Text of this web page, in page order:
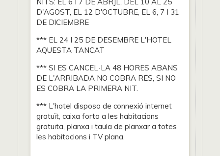
D'AGOST, EL 12 D'OCTUBRE, EL 6, 7 I 31
DE DlCIEMBRE
*** EL 24 I 25 DE DESEMBRE L'HOTEL
AQUESTA TANCAT
*** SI ES CANCEL·LA 48 HORES ABANS
DE L'ARRIBADA NO COBRA RES, SI NO
ES COBRA LA PRIMERA NIT.
*** L'hotel disposa de connexió internet
gratuït, caixa forta a les habitacions
gratuïta, planxa i taula de planxar a totes
les habitacions i TV plana.